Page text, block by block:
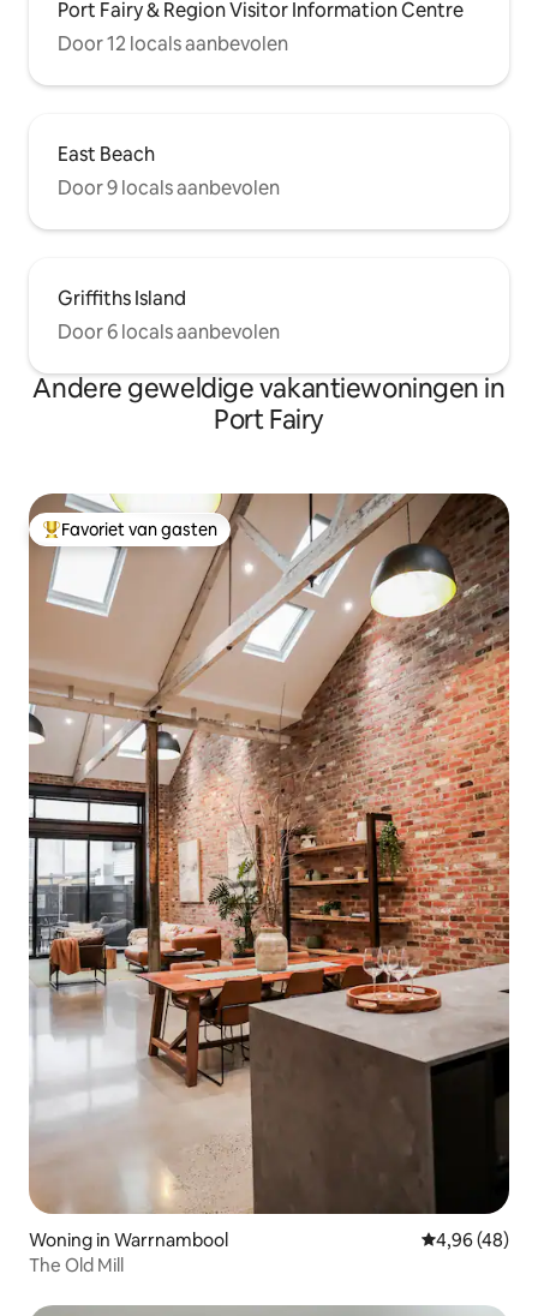
Port Fairy & Region Visitor Information Centre
Door 12 locals aanbevolen
East Beach
Door 9 locals aanbevolen
Griffiths Island
Door 6 locals aanbevolen
Andere geweldige vakantiewoningen in
Port Fairy
Topfavoriet van gasten
Favoriet van gasten
Woning in Warrnambool Gemiddelde
4,96 (48)
The Old Mill